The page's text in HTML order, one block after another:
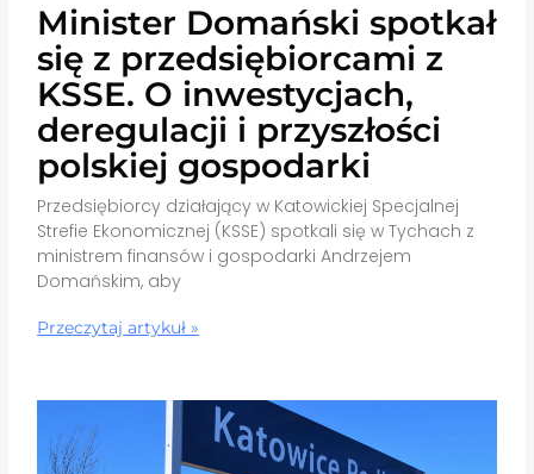
Minister Domański spotkał
się z przedsiębiorcami z
KSSE. O inwestycjach,
deregulacji i przyszłości
polskiej gospodarki
Przedsiębiorcy działający w Katowickiej Specjalnej
Strefie Ekonomicznej (KSSE) spotkali się w Tychach z
ministrem finansów i gospodarki Andrzejem
Domańskim, aby
Przeczytaj artykuł »